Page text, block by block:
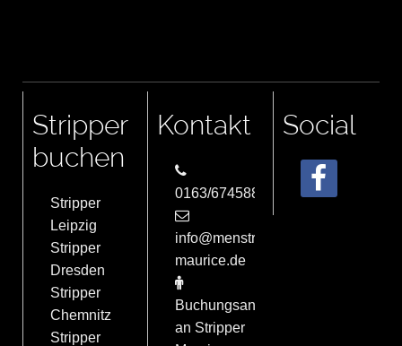
Stripper
buchen
Stripper
Leipzig
Stripper
Dresden
Stripper
Chemnitz
Stripper
Kontakt
0163/6745884
info@menstrip-
maurice.de
Buchungsanfrage
an Stripper
Social